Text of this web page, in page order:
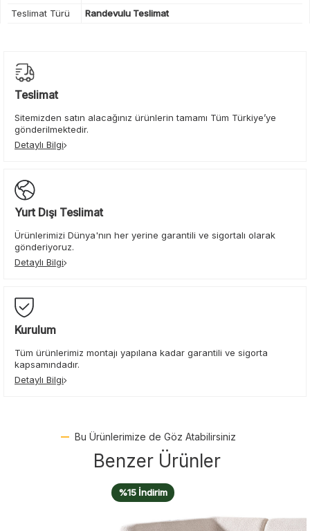
Teslimat Türü
Randevulu Teslimat
Teslimat
Sitemizden satın alacağınız ürünlerin tamamı Tüm Türkiye’ye
gönderilmektedir.
Detaylı Bilgi
Yurt Dışı Teslimat
Ürünlerimizi Dünya'nın her yerine garantili ve sigortalı olarak
gönderiyoruz.
Detaylı Bilgi
Kurulum
Tüm ürünlerimiz montajı yapılana kadar garantili ve sigorta
kapsamındadır.
Detaylı Bilgi
Bu Ürünlerimize de Göz Atabilirsiniz
Benzer Ürünler